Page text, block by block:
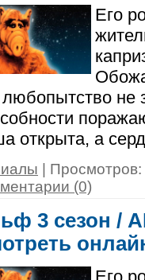
Его
любопытство не
открыта, а
|
(0)
3 сезон /